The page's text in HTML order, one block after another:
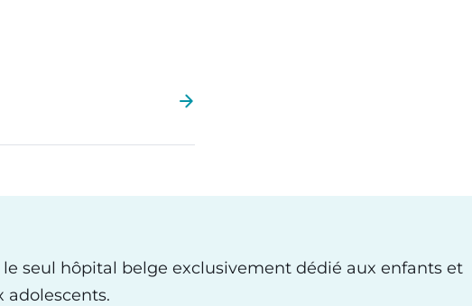
le seul hôpital belge exclusivement dédié aux enfants et
adolescents.